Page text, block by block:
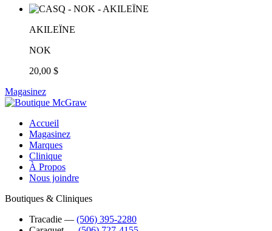
AKILEÏNE
NOK
20,00 $
Magasinez
Accueil
Magasinez
Marques
Clinique
À Propos
Nous joindre
Boutiques & Cliniques
Tracadie ― (506) 395-2280